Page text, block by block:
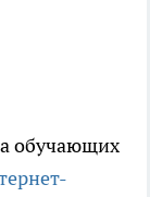
обучающих